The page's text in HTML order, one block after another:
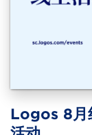
Logos 8月